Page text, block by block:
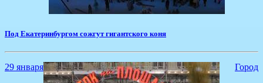
Под Екатеринбургом сожгут гигантского коня
29 января Город